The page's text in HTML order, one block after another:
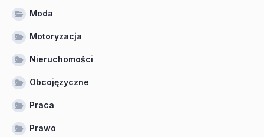
Moda
Motoryzacja
Nieruchomości
Obcojęzyczne
Praca
Prawo